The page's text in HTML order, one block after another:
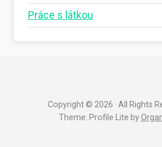
Práce s látkou
Copyright © 2026 · All Rights
Theme: Profile Lite by